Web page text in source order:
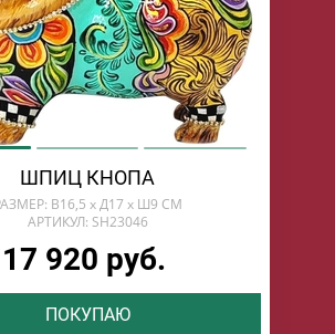
ШПИЦ КНОПА
В16,5 х Д17 х Ш9 СМ
АРТИКУЛ: SH23046
17 920 руб.
ПОКУПАЮ